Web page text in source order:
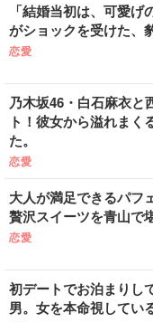
「結婚当初は、可愛
がショックを受けた、
恋愛
乃木坂46・白石麻衣と
ト！彼女から溢れまく
た。
恋愛
大人が満足できるパフ
贅沢スイーツを青山で
恋愛
初デートでお泊まりし
男。女を本命視してい